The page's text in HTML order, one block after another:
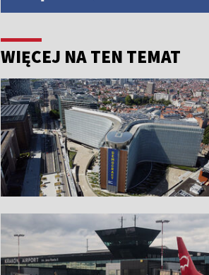
WIĘCEJ NA TEN TEMAT